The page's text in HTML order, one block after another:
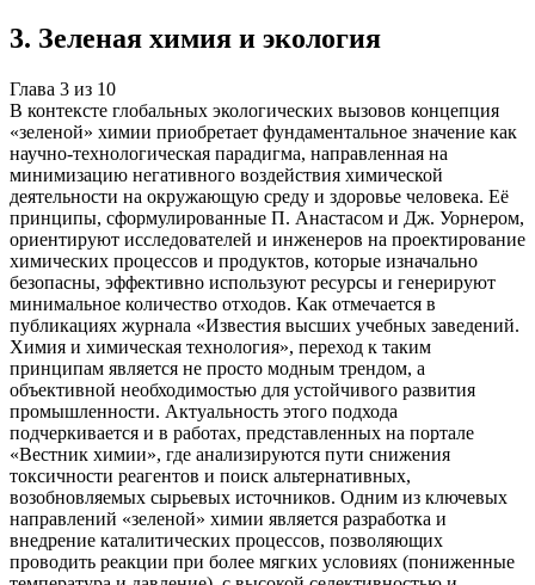
3. Зеленая химия и экология
Глава 3 из 10
В контексте глобальных экологических вызовов концепция
«зеленой» химии приобретает фундаментальное значение как
научно-технологическая парадигма, направленная на
минимизацию негативного воздействия химической
деятельности на окружающую среду и здоровье человека. Её
принципы, сформулированные П. Анастасом и Дж. Уорнером,
ориентируют исследователей и инженеров на проектирование
химических процессов и продуктов, которые изначально
безопасны, эффективно используют ресурсы и генерируют
минимальное количество отходов. Как отмечается в
публикациях журнала «Известия высших учебных заведений.
Химия и химическая технология», переход к таким
принципам является не просто модным трендом, а
объективной необходимостью для устойчивого развития
промышленности. Актуальность этого подхода
подчеркивается и в работах, представленных на портале
«Вестник химии», где анализируются пути снижения
токсичности реагентов и поиск альтернативных,
возобновляемых сырьевых источников. Одним из ключевых
направлений «зеленой» химии является разработка и
внедрение каталитических процессов, позволяющих
проводить реакции при более мягких условиях (пониженные